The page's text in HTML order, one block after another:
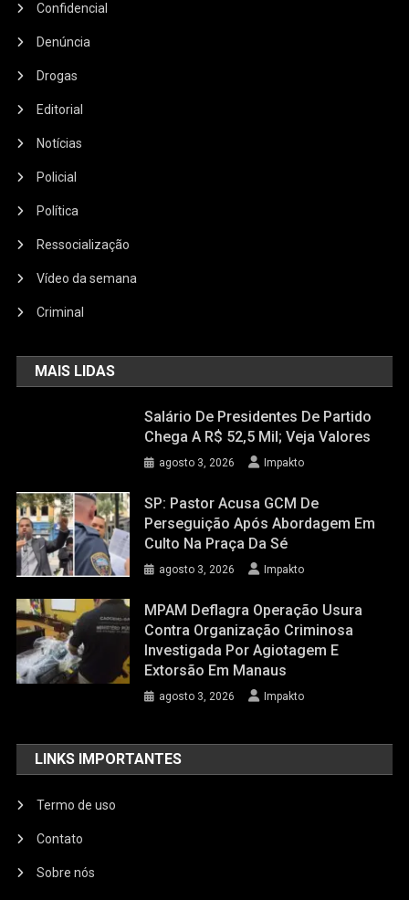
Confidencial
Denúncia
Drogas
Editorial
Notícias
Policial
Política
Ressocialização
Vídeo da semana
Criminal
MAIS LIDAS
Salário De Presidentes De Partido
Chega A R$ 52,5 Mil; Veja Valores
agosto 3, 2026 Impakto
SP: Pastor Acusa GCM De
Perseguição Após Abordagem Em
Culto Na Praça Da Sé
agosto 3, 2026 Impakto
MPAM Deflagra Operação Usura
Contra Organização Criminosa
Investigada Por Agiotagem E
Extorsão Em Manaus
agosto 3, 2026 Impakto
LINKS IMPORTANTES
Termo de uso
Contato
Sobre nós